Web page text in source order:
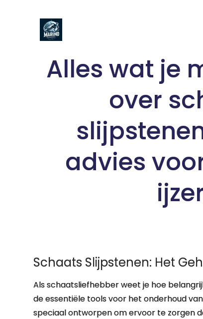
Alles wat je
over
advies
Schaats Slijpstenen: Het
Als schaatsliefhebber weet je hoe
de essentiële tools voor het onderhoud
speciaal ontworpen om ervoor te zorgen